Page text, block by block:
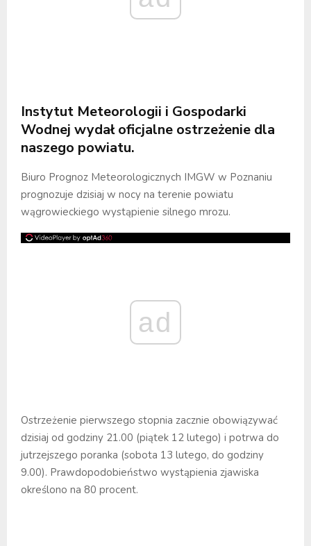
Instytut Meteorologii i Gospodarki
Wodnej wydał oficjalne ostrzeżenie dla
naszego powiatu.
Biuro Prognoz Meteorologicznych IMGW w Poznaniu
prognozuje dzisiaj w nocy na terenie powiatu
wągrowieckiego wystąpienie silnego mrozu.
ad
Ostrzeżenie pierwszego stopnia zacznie obowiązywać
dzisiaj od godziny 21.00 (piątek 12 lutego) i potrwa do
jutrzejszego poranka (sobota 13 lutego, do godziny
9.00). Prawdopodobieństwo wystąpienia zjawiska
określono na 80 procent.